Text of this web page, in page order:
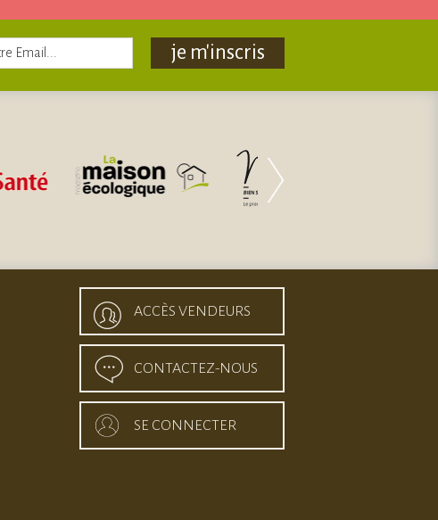
je m'inscris
ACCÈS VENDEURS
CONTACTEZ-NOUS
SE CONNECTER